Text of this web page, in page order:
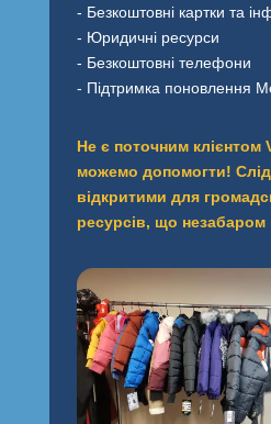
- Безкоштовні картки та
- Юридичні ресурси
- Безкоштовні телефони
- Підтримка поновлення
Не є поточним
можемо допомогти!
відкритими для
ресурсів, що незабаром